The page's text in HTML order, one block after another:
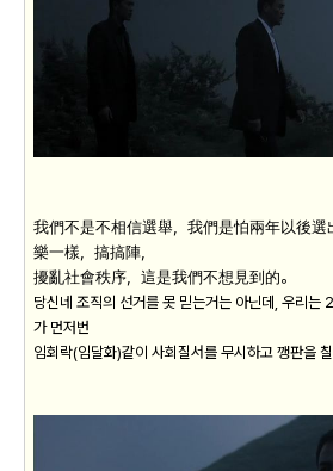
我們不是不相信選舉，我們是怕兩年以後選
樂一樣，搞搞陣，
擾亂社會秩序，這是我們不想見到的。
당신네 조직의 선거를 못 믿는거는 아닌데, 우리는
가 먼저번
임회락(임달화)같이 사회질서를 무시하고 깽판을